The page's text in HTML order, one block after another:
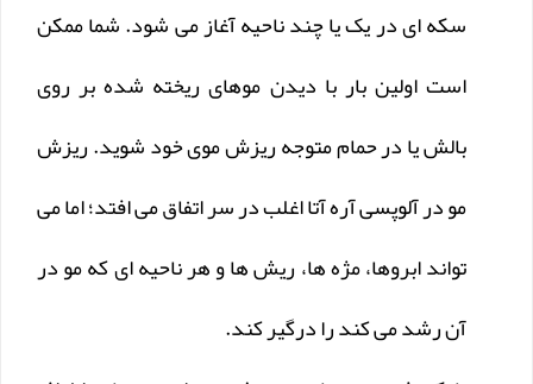
سکه ای در یک یا چند ناحیه آغاز می شود. شما ممکن
است اولین بار با دیدن موهای ریخته شده بر روی
بالش یا در حمام متوجه ریزش موی خود شوید. ریزش
مو در آلوپسی آره آتا اغلب در سر اتفاق می افتد؛ اما می
تواند ابروها، مژه ها، ریش ها و هر ناحیه ای که مو در
آن رشد می کند را درگیر کند.